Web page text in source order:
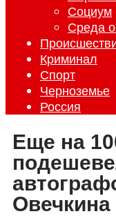
Социум
Среда
Криминал
Спорт
Черноземье
Россия
Еще на